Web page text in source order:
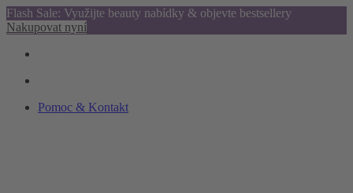
Flash Sale: Využijte beauty nabídky & objevte bestsellery
Nakupovat nyní
Pomoc & Kontakt